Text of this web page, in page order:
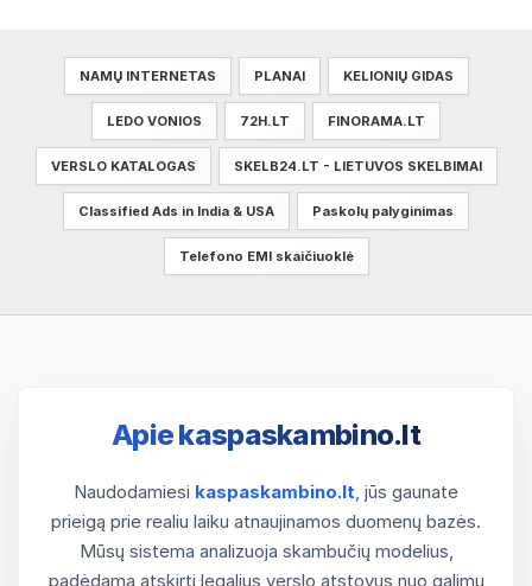
NAMŲ INTERNETAS PLANAI KELIONIŲ GIDAS
LEDO VONIOS 72H.LT FINORAMA.LT
VERSLO KATALOGAS SKELB24.LT - LIETUVOS SKELBIMAI
Classified Ads in India & USA Paskolų palyginimas
Telefono EMI skaičiuoklė
Apie kaspaskambino.lt
Naudodamiesi kaspaskambino.lt, jūs gaunate
prieigą prie realiu laiku atnaujinamos duomenų bazės.
Mūsų sistema analizuoja skambučių modelius,
padėdama atskirti legalius verslo atstovus nuo galimų